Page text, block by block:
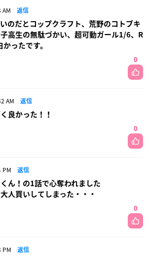
返信
のだとコップクラフト、荒野のコトブキ
高生の無駄づかい、超可動ガール1/6、R
ったです。
0
AM 返信
良かった！！
0
PM 返信
ん！の1話で心奪われました
人買いしてしまった・・・
0
PM 返信